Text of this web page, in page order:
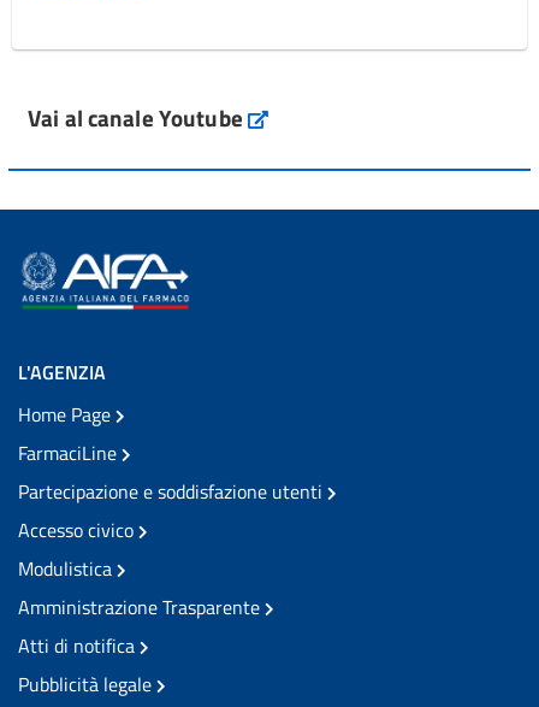
Vai al canale Youtube
L'AGENZIA
Home Page
FarmaciLine
Partecipazione e soddisfazione utenti
Accesso civico
Modulistica
Amministrazione Trasparente
Atti di notifica
Pubblicità legale